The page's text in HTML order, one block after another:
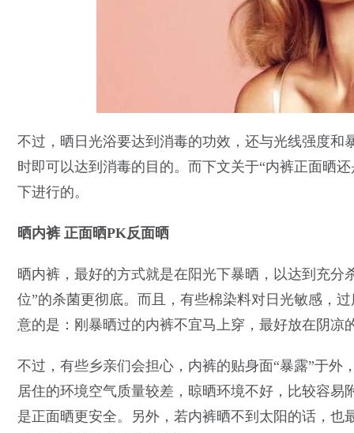
不过，晒日光浴要达到消毒的功效，还与光线强度
时即可以达到消毒的目的。而下文关于“内裤正面晒
下进行的。
晒内裤 正面晒PK反面晒
晒内裤，最好的方式就是在阳光下暴晒，以达到充
位”的杀菌更彻底。而且，有些棉染料对日光敏感，
意的是：刚暴晒过的内裤不宜马上穿，最好放在阴凉
不过，有些乡亲们会担心，内裤的贴身面“暴露”于
居住的环境空气质量较差，晾晒环境不好，比较容
是正面晒更安全。另外，若内裤晒不到太阳的话，